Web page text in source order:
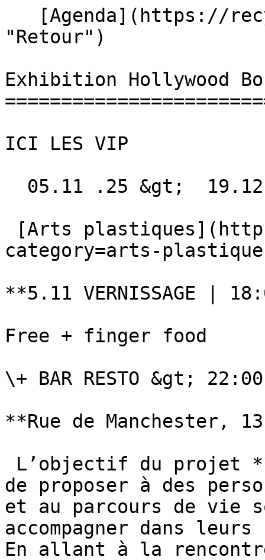
"Retour")
Exhibition Hollywood
ICI LES VIP
category=arts-
**5.11 VERNISSAGE |
Free + finger food
\+ BAR RESTO &gt;
**Rue de Manchester,
de proposer à des
et au parcours de vie
accompagner dans
En allant à la